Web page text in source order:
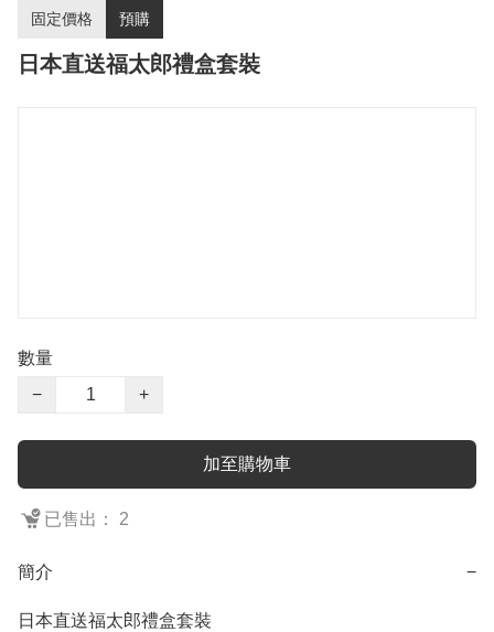
固定價格 預購
日本直送福太郎禮盒套裝
數量
−
+
加至購物車
已售出： 2
簡介 −
日本直送福太郎禮盒套裝